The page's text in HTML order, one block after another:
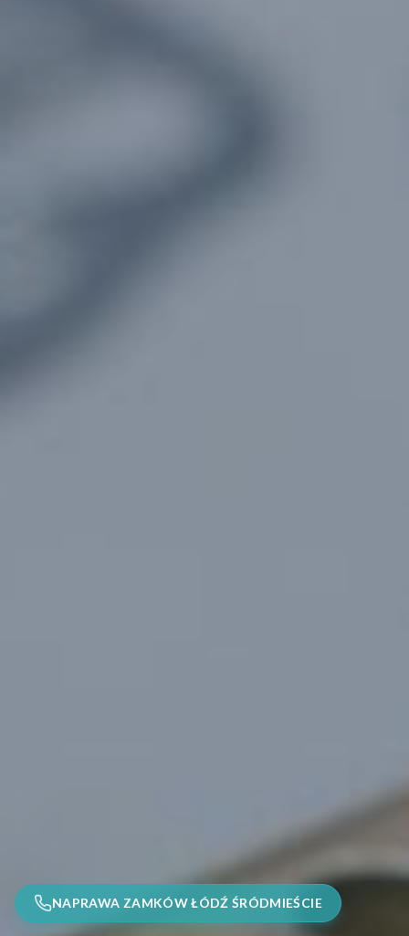
NAPRAWA ZAMKÓW ŁÓDŹ ŚRÓDMIEŚCIE